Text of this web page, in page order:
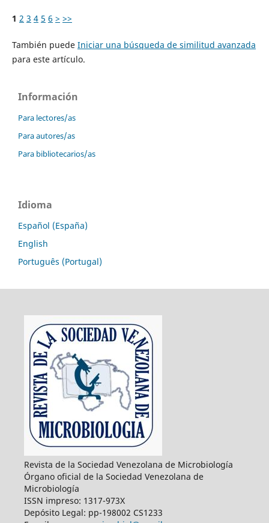
1 2 3 4 5 6 > >>
También puede Iniciar una búsqueda de similitud avanzada
para este artículo.
Información
Para lectores/as
Para autores/as
Para bibliotecarios/as
Idioma
Español (España)
English
Português (Portugal)
Revista de la Sociedad Venezolana de Microbiología
Órgano oficial de la Sociedad Venezolana de
Microbiología
ISSN impreso: 1317-973X
Depósito Legal: pp-198002 CS1233